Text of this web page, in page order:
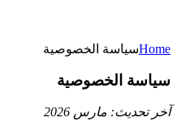
Homeسياسة الخصوصية
سياسة الخصوصية
آخر تحديث: مارس 2026